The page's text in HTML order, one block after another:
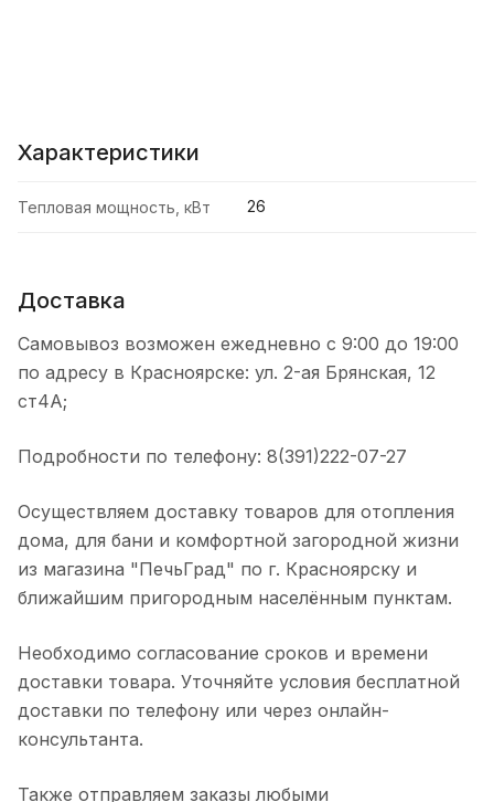
Характеристики
Тепловая мощность, кВт 26
Доставка
Самовывоз возможен ежедневно с 9:00 до 19:00
по адресу в Красноярске: ул. 2-ая Брянская, 12
ст4А;
Подробности по телефону: 8(391)222-07-27
Осуществляем доставку товаров для отопления
дома, для бани и комфортной загородной жизни
из магазина "ПечьГрад" по г. Красноярску и
ближайшим пригородным населённым пунктам.
Необходимо согласование сроков и времени
доставки товара. Уточняйте условия бесплатной
доставки по телефону или через онлайн-
консультанта.
Также отправляем заказы любыми